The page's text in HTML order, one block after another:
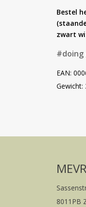
Bestel
zwart
#doing
EAN:
Gewicht:
8011PB